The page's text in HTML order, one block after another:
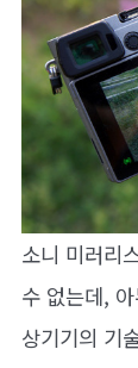
소니 미러리
수 없는데,
상기기의 기